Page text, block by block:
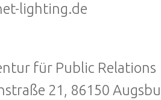
lighting.de
für Public Relations
21, 86150